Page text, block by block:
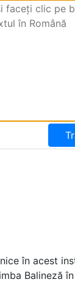
în acest
Balineză